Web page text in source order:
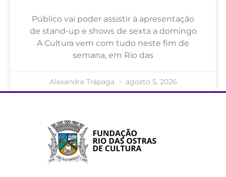
Público vai poder assistir à apresentação
de stand-up e shows de sexta a domingo
A Cultura vem com tudo neste fim de
semana, em Rio das
Alexandre Trápaga agosto 5, 2026